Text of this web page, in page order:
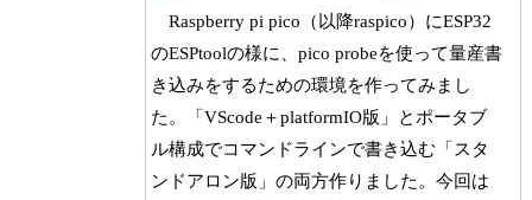
Raspberry pi pico（以降raspico）にESP32
のESPtoolの様に、pico probeを使って量産書
き込みをするための環境を作ってみまし
た。「VScode＋platformIO版」とポータブ
ル構成でコマンドラインで書き込む「スタ
ンドアロン版」の両方作りました。今回は